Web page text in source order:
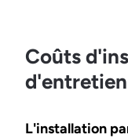
Coûts
d'entretien
L'installation